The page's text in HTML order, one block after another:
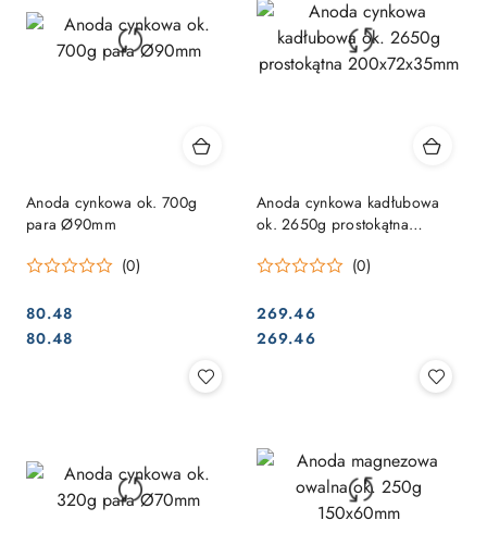
Anoda cynkowa ok. 700g
para Ø90mm
(0)
Cena:
80.48
Cena:
80.48
Anoda cynkowa kadłubowa
ok. 2650g prostokątna
(0)
Cena:
269.46
Cena:
269.46